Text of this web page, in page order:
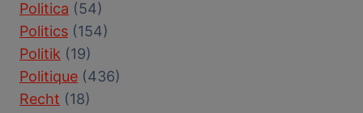
Politica (54)
Politics (154)
Politik (19)
Politique (436)
Recht (18)